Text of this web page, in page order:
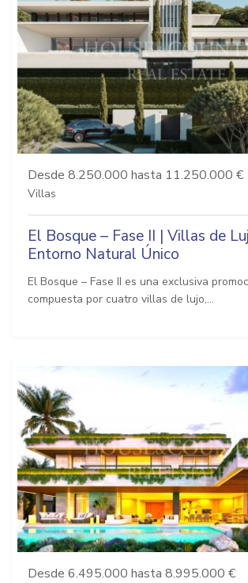
Desde 8.250.000 hasta 11.250.000 €
Villas
El Bosque – Fase II | Villas de
Entorno Natural Único
El Bosque – Fase II es una exclusiva
compuesta por cuatro villas de lujo,...
Desde 6.495.000 hasta 8.995.000 €